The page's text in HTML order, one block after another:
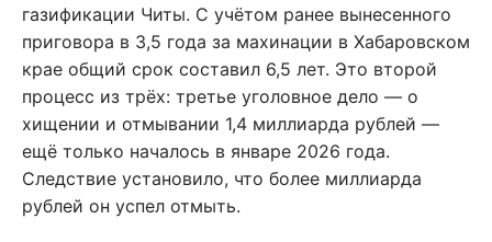
газификации Читы. С учётом ранее вынесенного
приговора в 3,5 года за махинации в Хабаровском
крае общий срок составил 6,5 лет. Это второй
процесс из трёх: третье уголовное дело — о
хищении и отмывании 1,4 миллиарда рублей —
ещё только началось в январе 2026 года.
Следствие установило, что более миллиарда
рублей он успел отмыть.